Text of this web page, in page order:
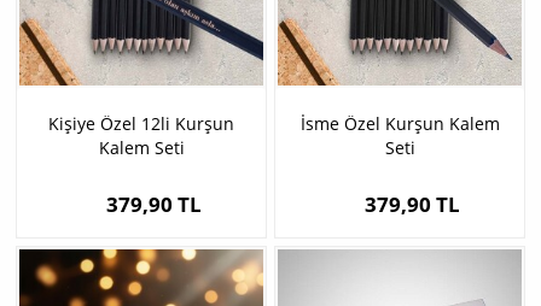
Kişiye Özel 12li Kurşun
Kalem Seti
379,90 TL
İsme Özel Kurşun Kalem
Seti
379,90 TL